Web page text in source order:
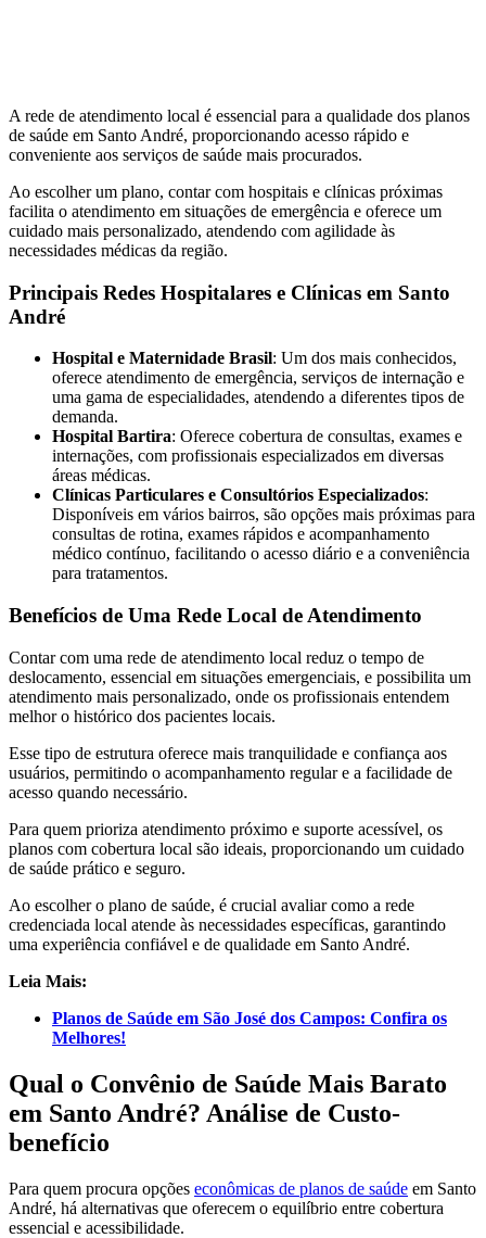
A rede de atendimento local é essencial para a qualidade dos planos
de saúde em Santo André, proporcionando acesso rápido e
conveniente aos serviços de saúde mais procurados.
Ao escolher um plano, contar com hospitais e clínicas próximas
facilita o atendimento em situações de emergência e oferece um
cuidado mais personalizado, atendendo com agilidade às
necessidades médicas da região.
Principais Redes Hospitalares e Clínicas em Santo
André
Hospital e Maternidade Brasil: Um dos mais conhecidos,
oferece atendimento de emergência, serviços de internação e
uma gama de especialidades, atendendo a diferentes tipos de
demanda.
Hospital Bartira: Oferece cobertura de consultas, exames e
internações, com profissionais especializados em diversas
áreas médicas.
Clínicas Particulares e Consultórios Especializados:
Disponíveis em vários bairros, são opções mais próximas para
consultas de rotina, exames rápidos e acompanhamento
médico contínuo, facilitando o acesso diário e a conveniência
para tratamentos.
Benefícios de Uma Rede Local de Atendimento
Contar com uma rede de atendimento local reduz o tempo de
deslocamento, essencial em situações emergenciais, e possibilita um
atendimento mais personalizado, onde os profissionais entendem
melhor o histórico dos pacientes locais.
Esse tipo de estrutura oferece mais tranquilidade e confiança aos
usuários, permitindo o acompanhamento regular e a facilidade de
acesso quando necessário.
Para quem prioriza atendimento próximo e suporte acessível, os
planos com cobertura local são ideais, proporcionando um cuidado
de saúde prático e seguro.
Ao escolher o plano de saúde, é crucial avaliar como a rede
credenciada local atende às necessidades específicas, garantindo
uma experiência confiável e de qualidade em Santo André.
Leia Mais:
Planos de Saúde em São José dos Campos: Confira os
Melhores!
Qual o Convênio de Saúde Mais Barato
em Santo André? Análise de Custo-
benefício
Para quem procura opções econômicas de planos de saúde em Santo
André, há alternativas que oferecem o equilíbrio entre cobertura
essencial e acessibilidade.